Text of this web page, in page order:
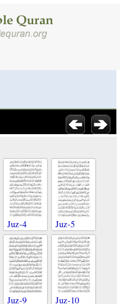
Juz-4 Juz-5
Juz-9 Juz-10